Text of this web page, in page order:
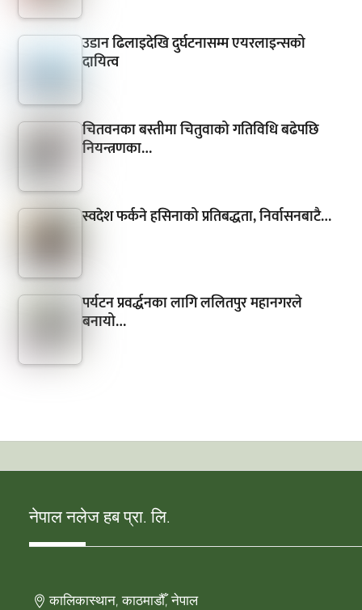
उडान ढिलाइदेखि दुर्घटनासम्म एयरलाइन्सको
दायित्व
चितवनका बस्तीमा चितुवाको गतिविधि बढेपछि
नियन्त्रणका…
स्वदेश फर्कने हसिनाको प्रतिबद्धता, निर्वासनबाटै…
पर्यटन प्रवर्द्धनका लागि ललितपुर महानगरले
बनायो…
नेपाल नलेज हब प्रा. लि.
कालिकास्थान, काठमाडौँ, नेपाल